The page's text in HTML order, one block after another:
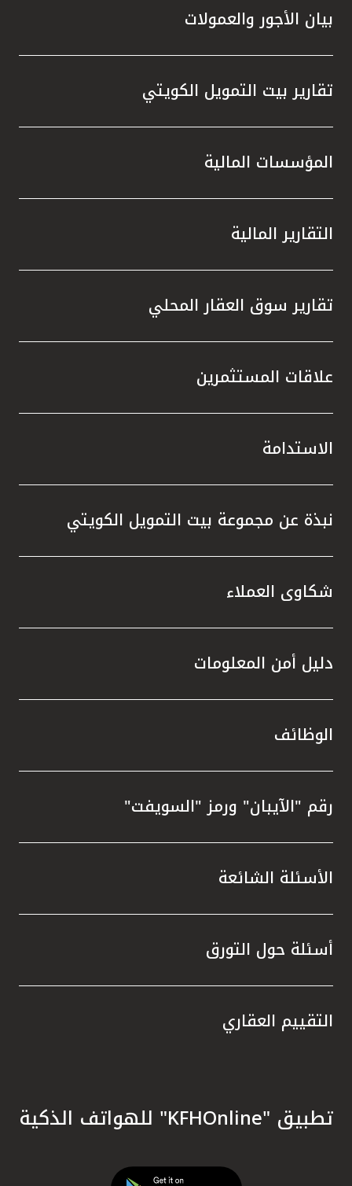
بيان الأجور والعمولات
تقارير بيت التمويل الكويتي
المؤسسات المالية
التقارير المالية
تقارير سوق العقار المحلي
علاقات المستثمرين
الاستدامة
نبذة عن مجموعة بيت التمويل الكويتي
شكاوى العملاء
دليل أمن المعلومات
الوظائف
رقم "الآيبان" ورمز "السويفت"
الأسئلة الشائعة
أسئلة حول التورق
التقييم العقاري
تطبيق "KFHOnline" للهواتف الذكية